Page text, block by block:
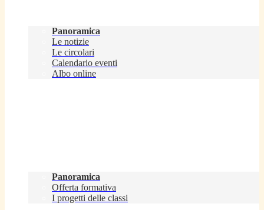
Panoramica
Le notizie
Le circolari
Calendario eventi
Albo online
Panoramica
Offerta formativa
I progetti delle classi